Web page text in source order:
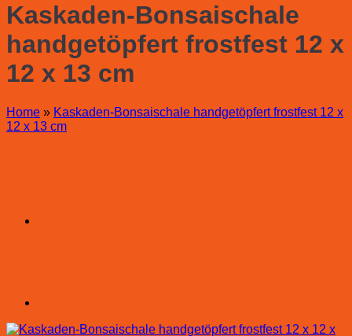
Kaskaden-Bonsaischale
handgetöpfert frostfest 12 x
12 x 13 cm
Home » Kaskaden-Bonsaischale handgetöpfert frostfest 12 x
12 x 13 cm